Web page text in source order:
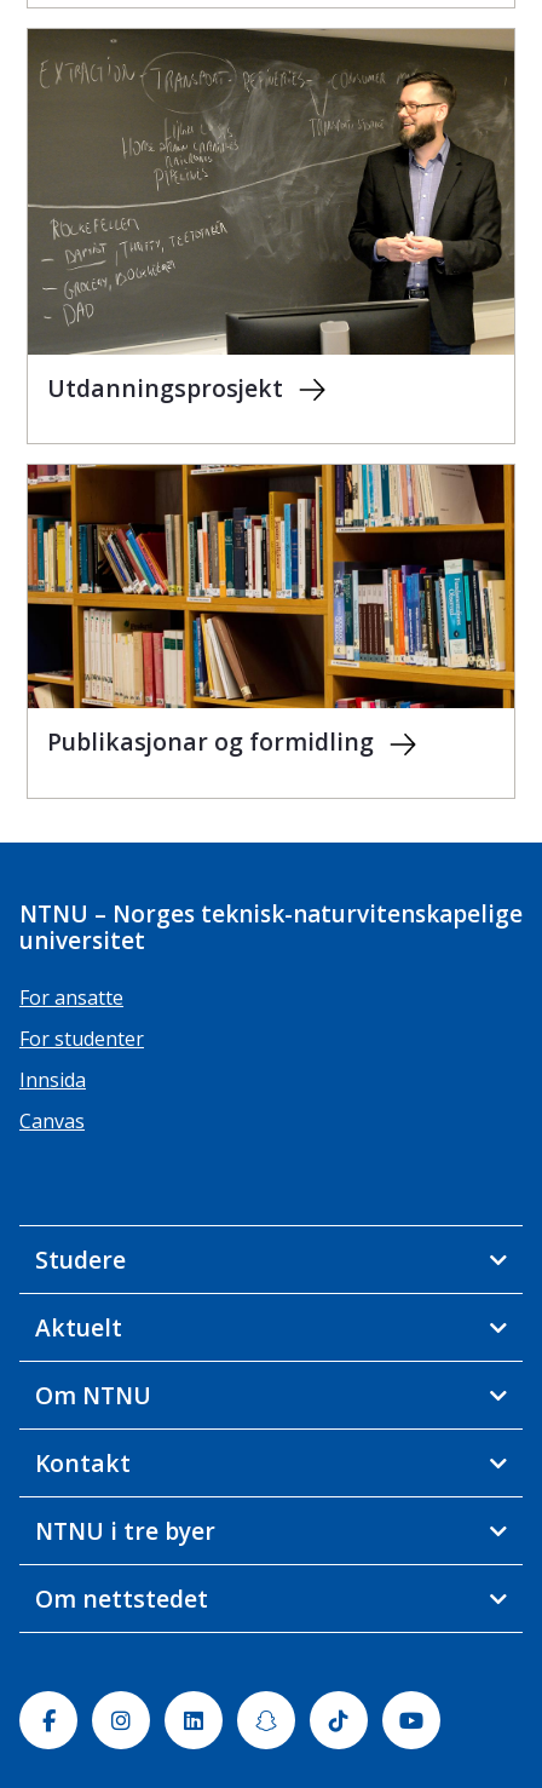
Utdanningsprosjekt
Publikasjonar og formidling
NTNU – Norges teknisk-naturvitenskapelige
universitet
For ansatte
For studenter
Innsida
Canvas
Studere
Aktuelt
Om NTNU
Kontakt
NTNU i tre byer
Om nettstedet
FacebookInstagramLinkedinSnapchatTiktok Youtube